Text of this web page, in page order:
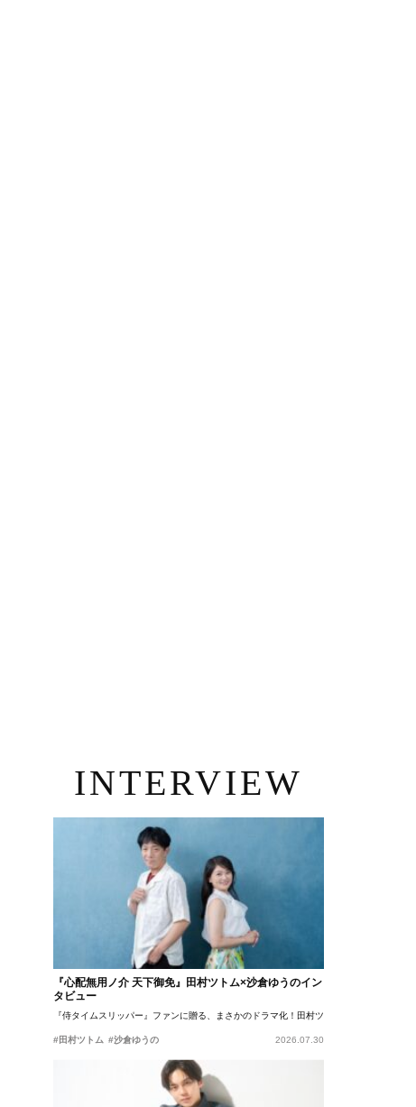
INTERVIEW
『心配無用ノ介 天下御免』田村ツトム×沙倉ゆうのイン
タビュー
『侍タイムスリッパー』ファンに贈る、まさかのドラマ化！田村ツトム×沙倉ゆうのが語
#田村ツトム #沙倉ゆうの 2026.07.30